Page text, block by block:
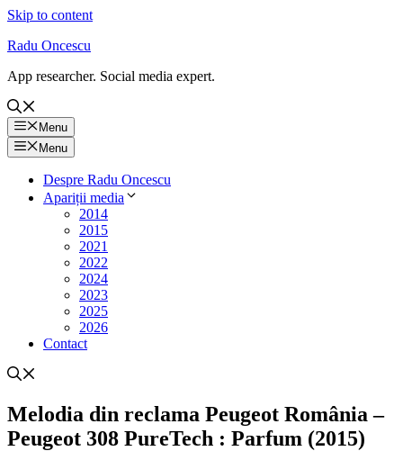
Skip to content
Radu Oncescu
App researcher. Social media expert.
Menu
Menu
Despre Radu Oncescu
Apariții media
2014
2015
2021
2022
2024
2023
2025
2026
Contact
Melodia din reclama Peugeot România –
Peugeot 308 PureTech : Parfum (2015)